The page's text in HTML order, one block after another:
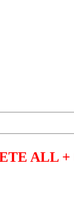
ALL